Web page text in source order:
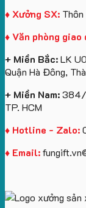
♦ Xưởng SX: Thôn
♦ Văn phòng giao
+ Miền Bắc:LK
Quận Hà Đông,
+ Miền Nam:384/
TP. HCM
♦ Hotline - Zalo:
♦ Email: